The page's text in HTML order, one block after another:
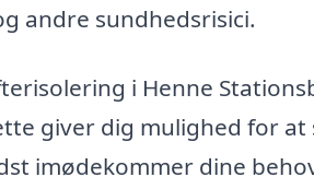
andre sundhedsrisici.
i Henne
giver dig mulighed for at
imødekommer dine